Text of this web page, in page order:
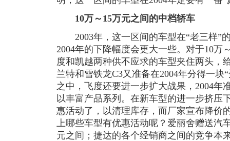
10万～15万元之间的中档轿车
2003年，这一区间的车型在“老三样”
2004年的下降幅度会更大一些。对于10万
度和凯越两种供不应求的车型夹住两头，
兰特和雪铁龙C3又准备在2004年分得一块
之中，飞度还要进一步扩大战果，2004年
以丰富产品系列。在新车型的进一步挤压
惠活动了，以清理库存，而厂家宣布降价
上哪些车型有优惠活动呢？爱丽舍赠送汽
元之间；捷达的各个经销商之间的竞争本